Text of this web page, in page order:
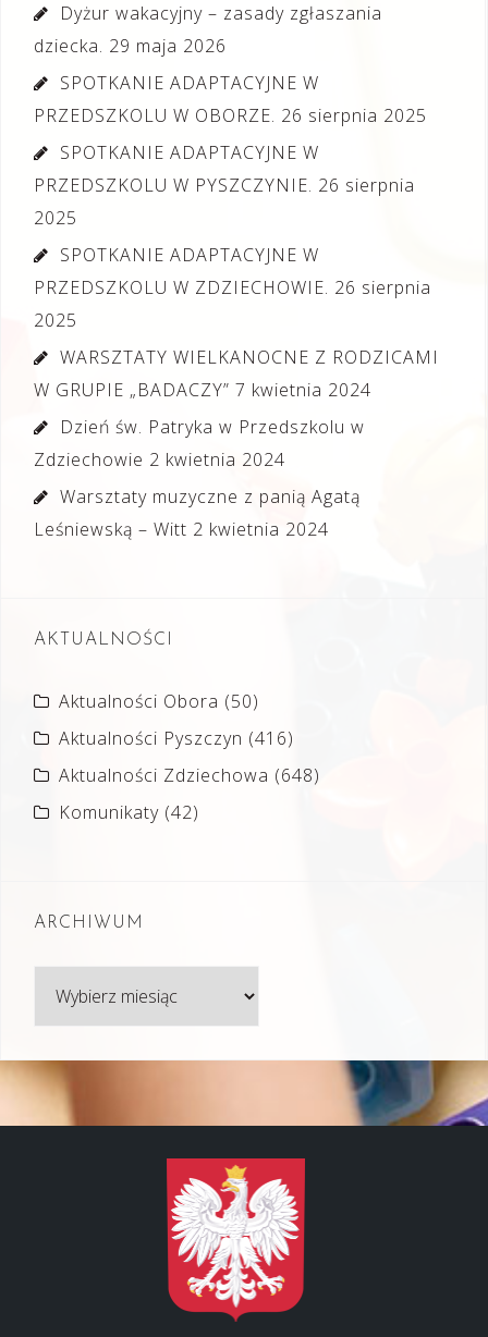
Dyżur wakacyjny – zasady zgłaszania
dziecka. 29 maja 2026
SPOTKANIE ADAPTACYJNE W
PRZEDSZKOLU W OBORZE. 26 sierpnia 2025
SPOTKANIE ADAPTACYJNE W
PRZEDSZKOLU W PYSZCZYNIE. 26 sierpnia
2025
SPOTKANIE ADAPTACYJNE W
PRZEDSZKOLU W ZDZIECHOWIE. 26 sierpnia
2025
WARSZTATY WIELKANOCNE Z RODZICAMI
W GRUPIE „BADACZY” 7 kwietnia 2024
Dzień św. Patryka w Przedszkolu w
Zdziechowie 2 kwietnia 2024
Warsztaty muzyczne z panią Agatą
Leśniewską – Witt 2 kwietnia 2024
AKTUALNOŚCI
Aktualności Obora (50)
Aktualności Pyszczyn (416)
Aktualności Zdziechowa (648)
Komunikaty (42)
ARCHIWUM